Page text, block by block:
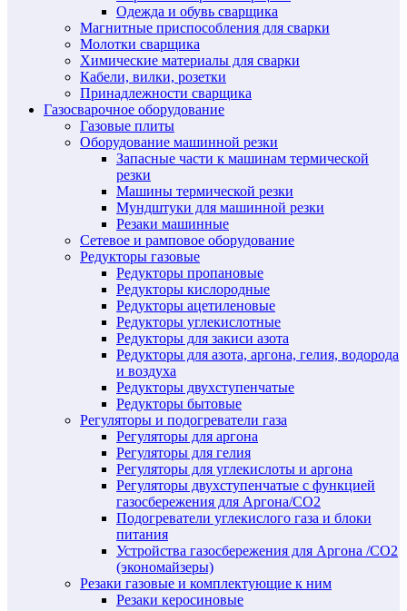
Одежда и обувь сварщика
Магнитные приспособления для сварки
Молотки сварщика
Химические материалы для сварки
Кабели, вилки, розетки
Принадлежности сварщика
Газосварочное оборудование
Газовые плиты
Оборудование машинной резки
Запасные части к машинам термической
резки
Машины термической резки
Мундштуки для машинной резки
Резаки машинные
Сетевое и рамповое оборудование
Редукторы газовые
Редукторы пропановые
Редукторы кислородные
Редукторы ацетиленовые
Редукторы углекислотные
Редукторы для закиси азота
Редукторы для азота, аргона, гелия, водорода
и воздуха
Редукторы двухступенчатые
Редукторы бытовые
Регуляторы и подогреватели газа
Регуляторы для аргона
Регуляторы для гелия
Регуляторы для углекислоты и аргона
Регуляторы двухступенчатые c функцией
газосбережения для Аргона/СО2
Подогреватели углекислого газа и блоки
питания
Устройства газосбережения для Аргона /СО2
(экономайзеры)
Резаки газовые и комплектующие к ним
Резаки керосиновые